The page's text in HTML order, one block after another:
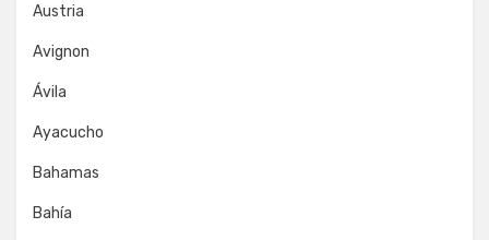
Austria
Avignon
Ávila
Ayacucho
Bahamas
Bahía